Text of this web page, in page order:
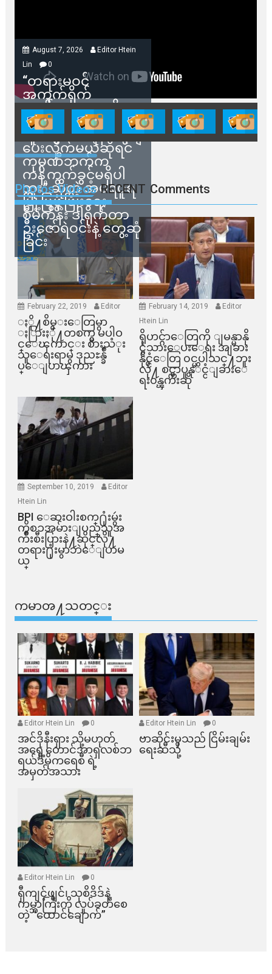
August 7, 2026
Editor Htein
Lin
0
“တရားမဝင်
အကွက်ရိုက်
ရောင်းချမှုတွေကို
သက်ဆိုင်ရာတာဝန်ရှိ
သူတွေက ဂရန်တွေချ
ပေးလိုက်မယ်ဆိုရင်
ကုမ္ပဏီဘက်က
ကန့်ကွက်ခွင့်မရှိပါ
ဘူး” ဆိုတဲ့ အမရပူရ
မြို့ပြဖွံ့ဖြိုးရေး
စီမံကိန်း ဒါရိုက်တာ
ဦးဇော်ရဲဝင်းနဲ့ တွေ့ဆုံ
ခြင်း
Photos Videos RECENT Comments
February 22, 2019 Editor
ႏို႔စိမ္းေတြမွာ
ႏြားႏို႔တစက္မွ မပါဝ
င္ေၾကာင္း စားသံုး
သူေရးရာမွ ဒုညႊန္ခ်ဳ
ပ္ေျပာၾကား
February 14, 2019
Editor
Htein Lin
ရိုဟင္ဂ်ာေတြကို ျမန္မာနို
င္ငံသားေပးေရး အျခား
နိုင္ငံေတြ ၀င္မပါသင္႔ဘူး
လို႔ စင္ကာပူနုိင္ငံျခားေ
ရး၀န္ၾကီးဆို
September 10, 2019
Editor
Htein Lin
BPI ​ေဆးဝါးစက္​႐ုံးမွဴး
ကိစၥအမ်ားျပည္​သူအ
က်ိဳးစီးပြားနဲ႔ဆိုင္​လို႔
တရား႐ုံးမွာဘဲေျပာမ
ယ္​
ကမာၻ႔သတင္း
Editor Htein Lin 0
အင်ဒိုနီးရှား သို့မဟုတ်
အရှေ့တောင်အာရှလစ်ဘ
ရယ်ဒီမိုကရေစီ ရဲ့
အမှတ်အသား
Editor Htein Lin 0
ဗာဆိုင်းမှသည် ငြိမ်းချမ်း
ရေးဆီသို့
Editor Htein Lin 0
ရှီကျင့်ဖျင်၊ သုစိဒိဒ်နဲ့
ကမ္ဘာကြီးကို လှုပ်ခတ်စေ
တဲ့ “ထောင်ချောက်”